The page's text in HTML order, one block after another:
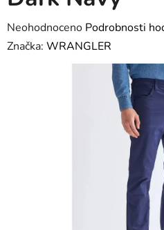
Průměrné
hodnocení
Neohodnoceno Podrobnosti
Značka: WRANGLER